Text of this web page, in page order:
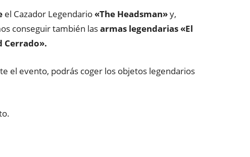
el Cazador Legendario «The Headsman»y,
conseguir también lasarmas legendarias «El
Cerrado».
el evento, podrás coger los objetos legendarios